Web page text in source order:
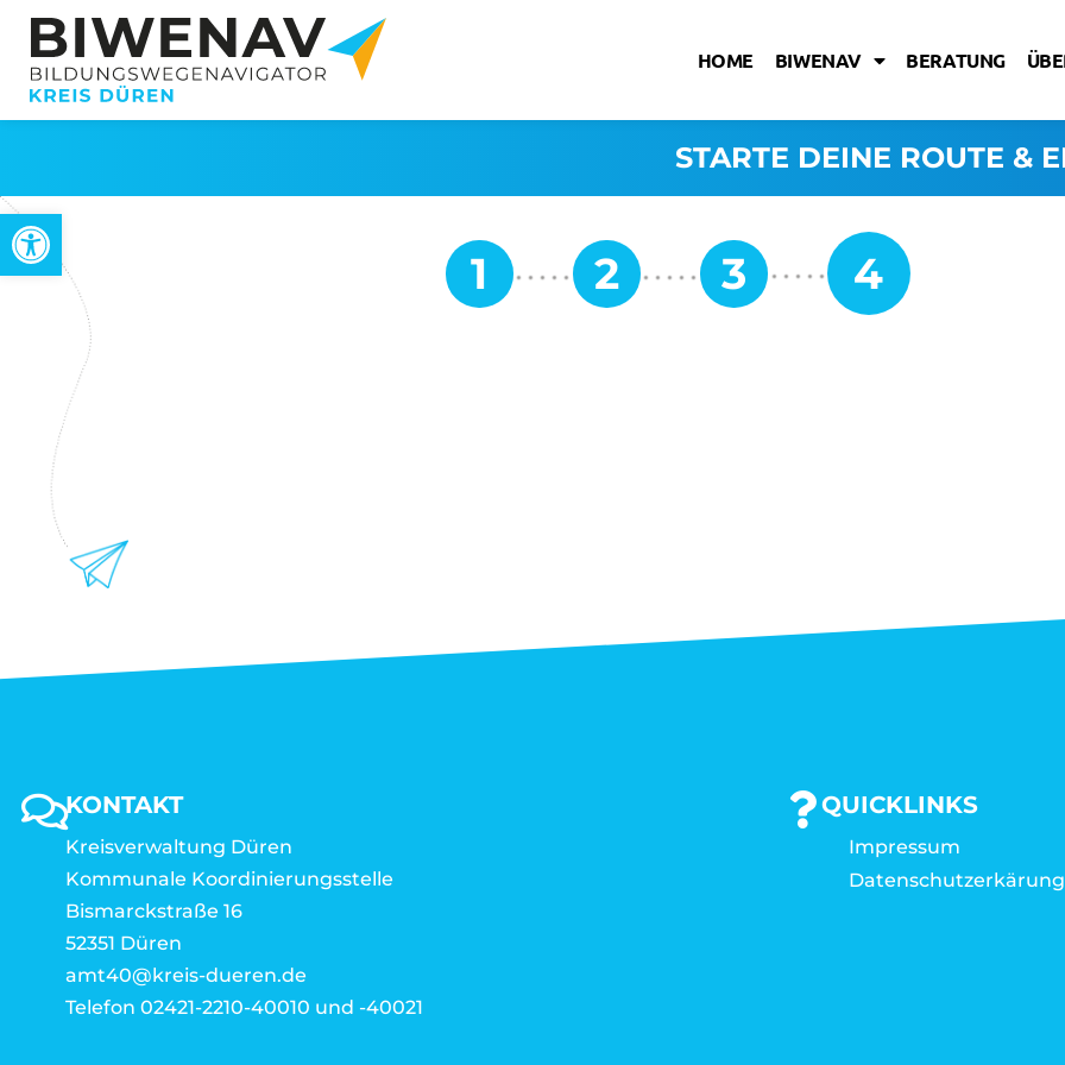
Werkzeugleiste öffnen
HOME BIWENAV BERATUNG
STARTE DEINE ROUTE &
KONTAKT
Kreisverwaltung Düren
Kommunale Koordinierungsstelle
Bismarckstraße 16
52351 Düren
amt40@kreis-dueren.de
Telefon 02421-2210-40010 und -40021
QUICKLINKS
Impressum
Datenschutzerkärung